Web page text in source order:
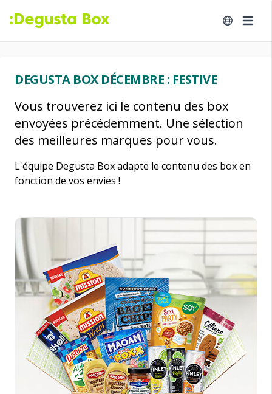
DEGUSTA BOX DÉCEMBRE : FESTIVE
Vous trouverez ici le contenu des box
envoyées précédemment. Une sélection
des meilleures marques pour vous.
L'équipe Degusta Box adapte le contenu des box en
fonction de vos envies !